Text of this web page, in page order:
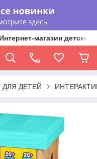
магазин
ДЕТЕЙ